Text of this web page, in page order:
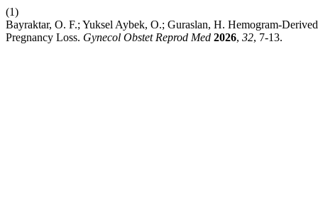
(1)
Bayraktar, O. F.; Yuksel Aybek, O.; Guraslan, H. Hemogram-
Pregnancy Loss. Gynecol Obstet Reprod Med 2026, 32, 7-13.